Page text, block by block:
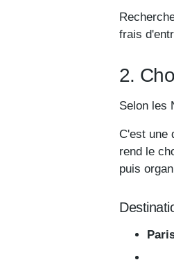
frais
2.
Selon les
C'est une
rend le
puis